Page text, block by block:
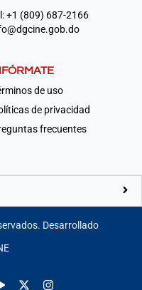
+1 (809) 687-2166
de uso
de privacidad
frecuentes
Desarrollado
Instagram